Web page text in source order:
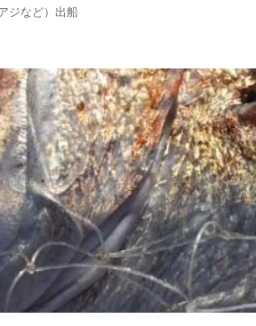
ジなど）出船